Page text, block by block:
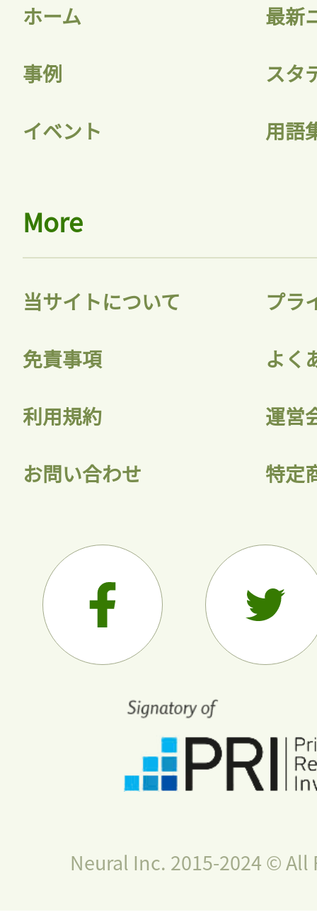
ホーム 最新
事例 スタ
イベント 用語
More
当サイトについて プラ
免責事項 よく
利用規約 運営
お問い合わせ 特定
Neural Inc. 2015-2024 © All